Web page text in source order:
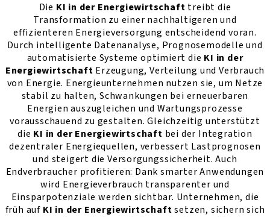
Die KI in der Energiewirtschaft treibt die
Transformation zu einer nachhaltigeren und
effizienteren Energieversorgung entscheidend voran.
Durch intelligente Datenanalyse, Prognosemodelle und
automatisierte Systeme optimiert die KI in der
Energiewirtschaft Erzeugung, Verteilung und Verbrauch
von Energie. Energieunternehmen nutzen sie, um Netze
stabil zu halten, Schwankungen bei erneuerbaren
Energien auszugleichen und Wartungsprozesse
vorausschauend zu gestalten. Gleichzeitig unterstützt
die KI in der Energiewirtschaft bei der Integration
dezentraler Energiequellen, verbessert Lastprognosen
und steigert die Versorgungssicherheit. Auch
Endverbraucher profitieren: Dank smarter Anwendungen
wird Energieverbrauch transparenter und
Einsparpotenziale werden sichtbar. Unternehmen, die
früh auf KI in der Energiewirtschaftsetzen, sichern sich